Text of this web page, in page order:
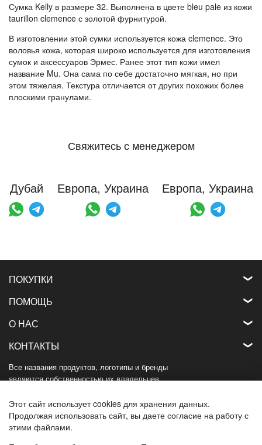
Сумка Kelly в размере 32. Выполнена в цвете bleu pale из кожи
taurillon clemence с золотой фурнитурой.
В изготовлении этой сумки используется кожа clemence. Это
воловья кожа, которая широко используется для изготовления
сумок и аксессуаров Эрмес. Ранее этот тип кожи имел
название Mu. Она сама по себе достаточно мягкая, но при
этом тяжелая. Текстура отличается от других похожих более
плоскими гранулами.
Свяжитесь с менеджером
Дубай Европа, Украина Европа, Украина
ПОКУПКИ
ПОМОЩЬ
О НАС
КОНТАКТЫ
Все названия продуктов, логотипы и бренды
являются собственностью их владельцев.
используемые на этом веб-сайте,
используются только в целях идентификации.
Этот сайт использует cookies для хранения данных.
Продолжая использовать сайт, вы даете согласие на работу с
этими файлами.